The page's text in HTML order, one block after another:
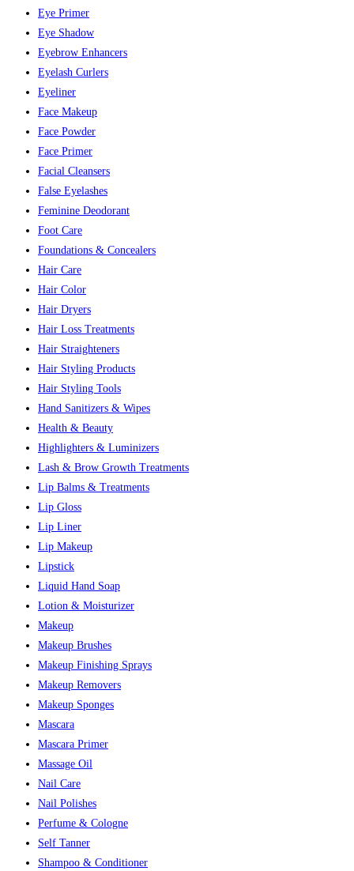
Eye Primer
Eye Shadow
Eyebrow Enhancers
Eyelash Curlers
Eyeliner
Face Makeup
Face Powder
Face Primer
Facial Cleansers
False Eyelashes
Feminine Deodorant
Foot Care
Foundations & Concealers
Hair Care
Hair Color
Hair Dryers
Hair Loss Treatments
Hair Straighteners
Hair Styling Products
Hair Styling Tools
Hand Sanitizers & Wipes
Health & Beauty
Highlighters & Luminizers
Lash & Brow Growth Treatments
Lip Balms & Treatments
Lip Gloss
Lip Liner
Lip Makeup
Lipstick
Liquid Hand Soap
Lotion & Moisturizer
Makeup
Makeup Brushes
Makeup Finishing Sprays
Makeup Removers
Makeup Sponges
Mascara
Mascara Primer
Massage Oil
Nail Care
Nail Polishes
Perfume & Cologne
Self Tanner
Shampoo & Conditioner